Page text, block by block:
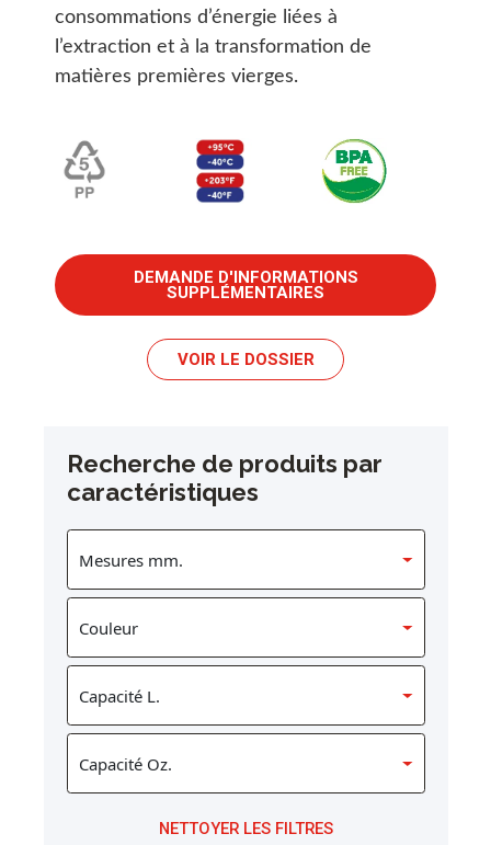
consommations d’énergie liées à
l’extraction et à la transformation de
matières premières vierges.
DEMANDE D'INFORMATIONS
SUPPLÉMENTAIRES
VOIR LE DOSSIER
Recherche de produits par
caractéristiques
NETTOYER LES FILTRES